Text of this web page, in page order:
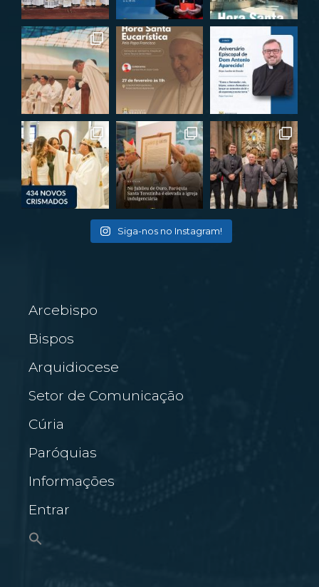
Siga-nos no Instagram!
Arcebispo
Bispos
Arquidiocese
Setor de Comunicação
Cúria
Paróquias
Informações
Entrar